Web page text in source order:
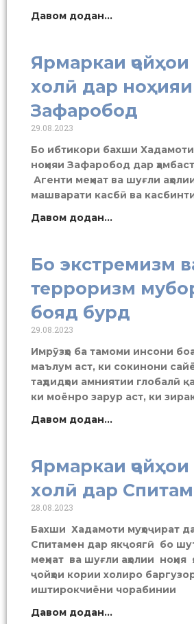
Давом додан...
Ярмаркаи
холӣ дар ноҳияи
Зафаробод
29.08.2023
Бо ибтикори бахши Хадамоти
ноҳияи Зафаробод дар
Агенти меҳнат ва шуғли
машварати касбӣ ва
Давом додан...
Бо экстремизм
терроризм
бояд бурд
29.08.2023
Имрӯзҳо ба тамоми инсони
маълум аст, ки сокинони
таҳдидҳои амниятии глобалӣ
ки моёнро зарур аст, ки
Давом додан...
Ярмаркаи
холӣ дар
28.08.2023
Бахши Хадамоти муҳоҷират
Спитамен дар якҷоягӣ бо
меҳнат ва шуғли аҳолии
ҷойҳои кории холиро
иштирокчиёни чорабинии
Давом додан...